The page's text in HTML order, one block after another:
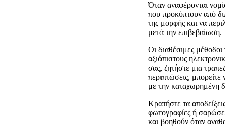
Όταν αναφέρονται
που προκύπτουν από
της μορφής και να
μετά την επιβεβαίωση.
Οι διαθέσιμες
αξιόπιστους
σας, ζητήστε μια
περιπτώσεις,
με την καταχωρημένη
Κρατήστε τα
φωτογραφίες ή
και βοηθούν όταν